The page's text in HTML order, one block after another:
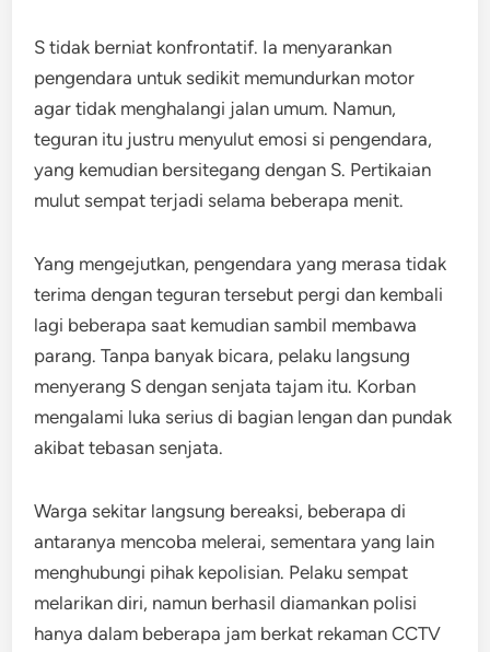
S tidak berniat konfrontatif. Ia menyarankan
pengendara untuk sedikit memundurkan motor
agar tidak menghalangi jalan umum. Namun,
teguran itu justru menyulut emosi si pengendara,
yang kemudian bersitegang dengan S. Pertikaian
mulut sempat terjadi selama beberapa menit.
Yang mengejutkan, pengendara yang merasa tidak
terima dengan teguran tersebut pergi dan kembali
lagi beberapa saat kemudian sambil membawa
parang. Tanpa banyak bicara, pelaku langsung
menyerang S dengan senjata tajam itu. Korban
mengalami luka serius di bagian lengan dan pundak
akibat tebasan senjata.
Warga sekitar langsung bereaksi, beberapa di
antaranya mencoba melerai, sementara yang lain
menghubungi pihak kepolisian. Pelaku sempat
melarikan diri, namun berhasil diamankan polisi
hanya dalam beberapa jam berkat rekaman CCTV